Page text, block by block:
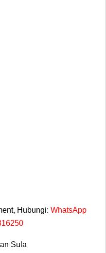
Hubungi: WhatsApp
Sula